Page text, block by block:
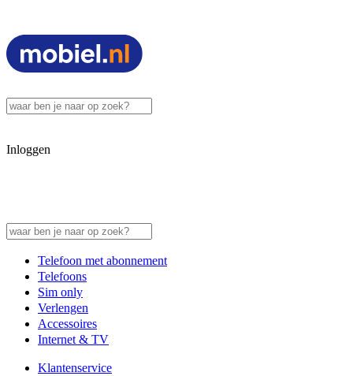
Inloggen
Telefoon met abonnement
Telefoons
Sim only
Verlengen
Accessoires
Internet & TV
Klantenservice